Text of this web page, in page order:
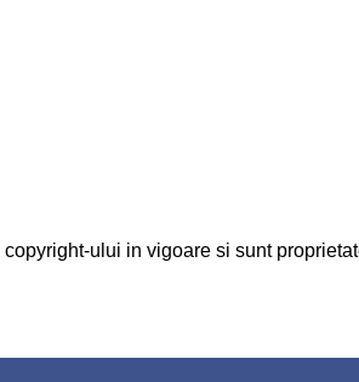
ului in vigoare si sunt